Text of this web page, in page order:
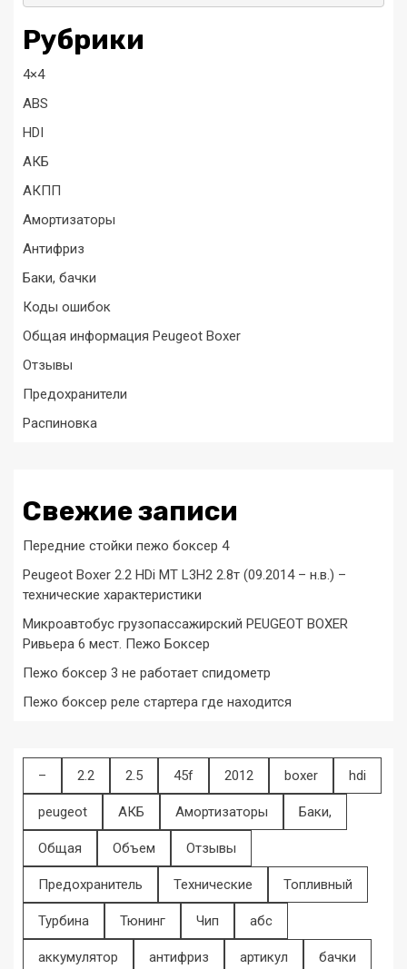
Рубрики
4×4
ABS
HDI
АКБ
АКПП
Амортизаторы
Антифриз
Баки, бачки
Коды ошибок
Общая информация Peugeot Boxer
Отзывы
Предохранители
Распиновка
Свежие записи
Передние стойки пежо боксер 4
Peugeot Boxer 2.2 HDi MT L3H2 2.8т (09.2014 – н.в.) –
технические характеристики
Микроавтобус грузопассажирский PEUGEOT BOXER
Ривьера 6 мест. Пежо Боксер
Пежо боксер 3 не работает спидометр
Пежо боксер реле стартера где находится
– 2.2 2.5 45f 2012 boxer hdi
peugeot АКБ Амортизаторы Баки,
Общая Объем Отзывы
Предохранитель Технические Топливный
Турбина Тюнинг Чип абс
аккумулятор антифриз артикул бачки